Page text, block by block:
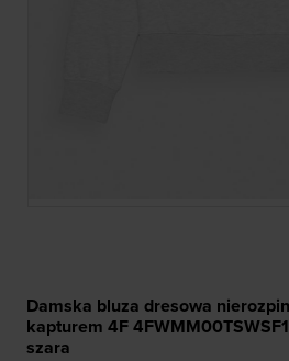
Damska bluza dresowa
kapturem 4F
szara